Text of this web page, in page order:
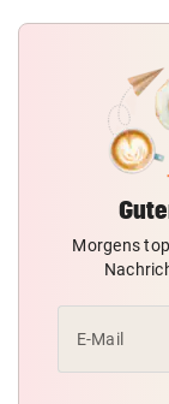
Morgens
E-Mail